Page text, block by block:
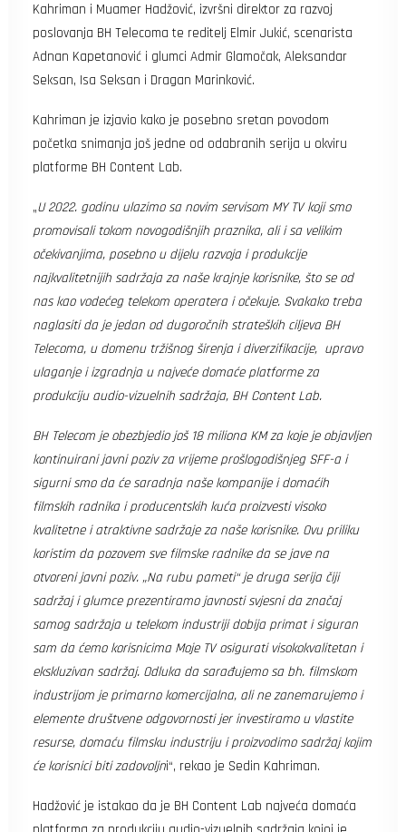
Kahriman i Muamer Hadžović, izvršni direktor za razvoj
poslovanja BH Telecoma te reditelj Elmir Jukić, scenarista
Adnan Kapetanović i glumci Admir Glamočak, Aleksandar
Seksan, Isa Seksan i Dragan Marinković.
Kahriman je izjavio kako je posebno sretan povodom
početka snimanja još jedne od odabranih serija u okviru
platforme BH Content Lab.
„U 2022. godinu ulazimo sa novim servisom MY TV koji smo
promovisali tokom novogodišnjih praznika, ali i sa velikim
očekivanjima, posebno u dijelu razvoja i produkcije
najkvalitetnijih sadržaja za naše krajnje korisnike, što se od
nas kao vodećeg telekom operatera i očekuje. Svakako treba
naglasiti da je jedan od dugoročnih strateških ciljeva BH
Telecoma, u domenu tržišnog širenja i diverzifikacije, upravo
ulaganje i izgradnja u najveće domaće platforme za
produkciju audio-vizuelnih sadržaja, BH Content Lab.
BH Telecom je obezbjedio još 18 miliona KM za koje je objavljen
kontinuirani javni poziv za vrijeme prošlogodišnjeg SFF-a i
sigurni smo da će saradnja naše kompanije i domaćih
filmskih radnika i producentskih kuća proizvesti visoko
kvalitetne i atraktivne sadržaje za naše korisnike. Ovu priliku
koristim da pozovem sve filmske radnike da se jave na
otvoreni javni poziv. „Na rubu pameti“ je druga serija čiji
sadržaj i glumce prezentiramo javnosti svjesni da značaj
samog sadržaja u telekom industriji dobija primat i siguran
sam da ćemo korisnicima Moje TV osigurati visokokvalitetan i
ekskluzivan sadržaj. Odluka da sarađujemo sa bh. filmskom
industrijom je primarno komercijalna, ali ne zanemarujemo i
elemente društvene odgovornosti jer investiramo u vlastite
resurse, domaću filmsku industriju i proizvodimo sadržaj kojim
će korisnici biti zadovoljni“, rekao je Sedin Kahriman.
Hadžović je istakao da je BH Content Lab najveća domaća